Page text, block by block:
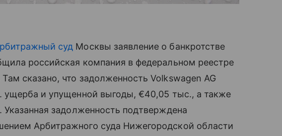
суд Москвы заявление о банкротстве
российская компания в федеральном реестре
сказано, что задолженность Volkswagen AG
и упущенной выгоды, €40,05 тыс., а также
задолженность подтверждена
Арбитражного суда Нижегородской области